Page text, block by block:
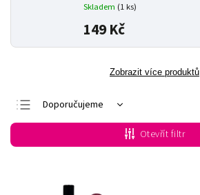
Skladem (1 ks)
149 Kč
Zobrazit více produktů
Doporučujeme
Nejlevnější
Nejdražší
Otevřít filtr